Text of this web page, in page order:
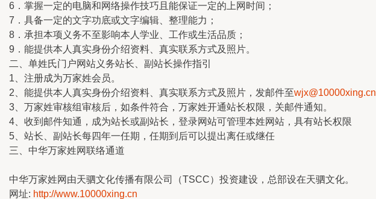
6．掌握一定的电脑和网络操作技巧且能保证一定的上网时间；
7．具备一定的文字功底或文字编辑、整理能力；
8．承担本项义务不至影响本人学业、工作或生活品质；
9．能提供本人真实身份介绍资料、真实联系方式及照片。
二、单姓氏门户网站义务站长、副站长操作指引
1、注册成为万家姓会员。
2、能提供本人真实身份介绍资料、真实联系方式及照片，发邮件至wjx@10000xing.cn
3、万家姓审核组审核后，如条件符合，万家姓开通站长权限，关邮件通知。
4、收到邮件知通，成为站长或副站长，登录网站可管理本姓网站，具有站长权限
5、站长、副站长每四年一任期，任期到后可以提出离任或继任
三、中华万家姓网联络通道
中华万家姓网由天驷文化传播有限公司（TSCC）投资建设，总部设在天驷文化。
网址: http://www.10000xing.cn